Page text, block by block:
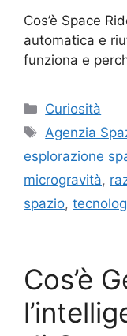
Cos’è Space
automatica e
funziona e
Categorie
Curiosità
Tag
Agenzia
esplorazione
microgravità,
spazio,
Cos’è